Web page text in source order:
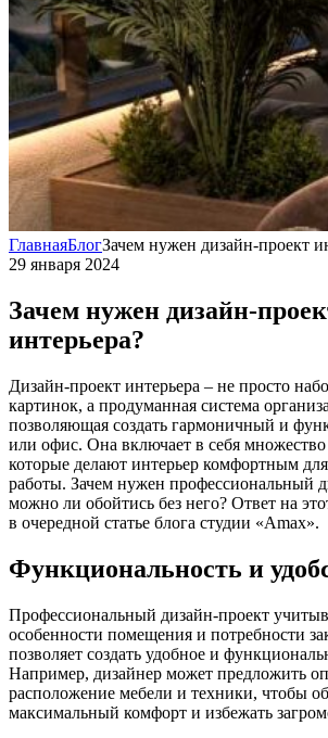
ГлавнаяБлогЗачем нужен дизайн-проект
29 января 2024
Зачем нужен дизайн-
интерьера?
Дизайн-проект интерьера – не просто
картинок, а продуманная система
позволяющая создать гармоничный и
или офис. Она включает в себя множество
которые делают интерьер комфортным
работы. Зачем нужен профессиональный
можно ли обойтись без него? Ответ на
в очередной статье блога студии «Amax».
Функциональность и
Профессиональный дизайн-проект
особенности помещения и потребности
позволяет создать удобное и
Например, дизайнер может предложить
расположение мебели и техники, чтобы
максимальный комфорт и избежать